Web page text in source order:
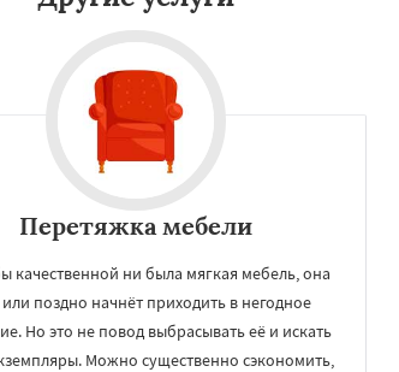
Перетяжка мебели
качественной ни была мягкая мебель, она
поздно начнёт приходить в негодное
Но это не повод выбрасывать её и искать
Можно существенно сэкономить,